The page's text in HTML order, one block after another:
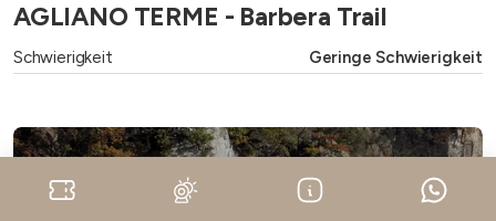
AGLIANO TERME - Barbera Trail
Schwierigkeit Geringe Schwierigkeit